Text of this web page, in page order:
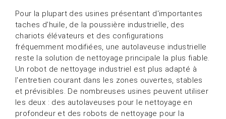
Pour la plupart des usines présentant d'importantes
taches d'huile, de la poussière industrielle, des
chariots élévateurs et des configurations
fréquemment modifiées, une autolaveuse industrielle
reste la solution de nettoyage principale la plus fiable.
Un robot de nettoyage industriel est plus adapté à
l'entretien courant dans les zones ouvertes, stables
et prévisibles. De nombreuses usines peuvent utiliser
les deux : des autolaveuses pour le nettoyage en
profondeur et des robots de nettoyage pour la